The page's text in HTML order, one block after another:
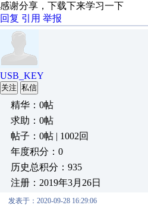
感谢分享，下载下来学习一下
回复 引用 举报
USB_KEY
关注 私信
精华：0帖
求助：0帖
帖子：0帖 | 1002回
年度积分：0
历史总积分：935
注册：2019年3月26日
发表于：2020-09-28 16:29:06